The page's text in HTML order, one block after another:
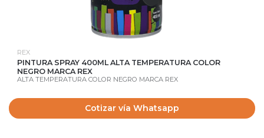
REX
PINTURA SPRAY 400ML ALTA TEMPERATURA COLOR
NEGRO MARCA REX
ALTA TEMPERATURA COLOR NEGRO MARCA REX
Cotizar vía Whatsapp